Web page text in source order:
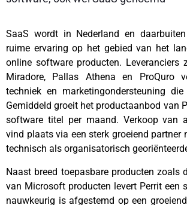
SaaS wordt in Nederland en
ruime ervaring op het gebied van het
online software producten. Leveranciers
Miradore, Pallas Athena en ProQuro
techniek en marketingondersteuning
Gemiddeld groeit het productaanbod van
software titel per maand. Verkoop van
vind plaats via een sterk groeiend partner
technisch als organisatorisch
Naast breed toepasbare producten zoals
van Microsoft producten levert Perrit een
nauwkeurig is afgestemd op een